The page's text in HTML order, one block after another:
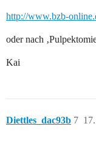
http://www.bzb-
oder nach
Kai
Diettles_dac93b 7